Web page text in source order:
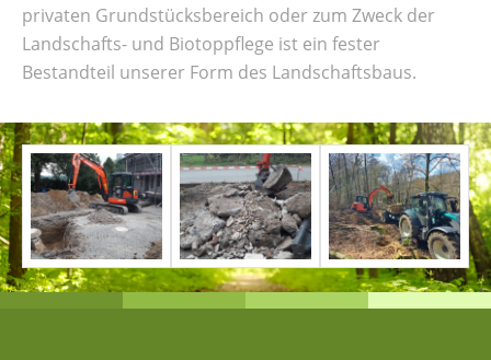
privaten Grundstücksbereich oder zum Zweck der
Landschafts- und Biotoppflege ist ein fester
Bestandteil unserer Form des Landschaftsbaus.